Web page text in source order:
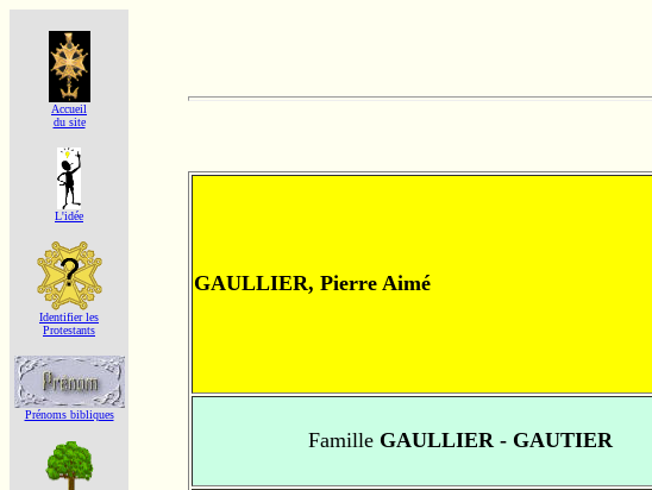
Accueil
du site
L'idée
Identifier les
Protestants
Prénoms bibliques
GAULLIER, Pierre Aimé
Famille GAULLIER - GAUTIER